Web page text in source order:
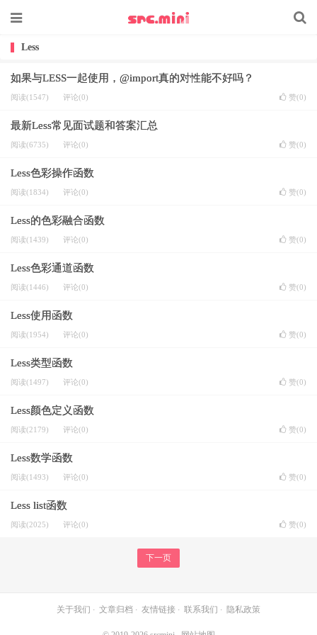
Less
如果与LESS一起使用，@import真的对性能不好吗？
阅读(1547) 评论(0) 赞(0)
最新Less常见面试题和答案汇总
阅读(6735) 评论(0) 赞(0)
Less色彩操作函数
阅读(1834) 评论(0) 赞(0)
Less的色彩融合函数
阅读(1439) 评论(0) 赞(0)
Less色彩通道函数
阅读(1446) 评论(0) 赞(0)
Less使用函数
阅读(1954) 评论(0) 赞(0)
Less类型函数
阅读(1497) 评论(0) 赞(0)
Less颜色定义函数
阅读(2179) 评论(0) 赞(0)
Less数学函数
阅读(1493) 评论(0) 赞(0)
Less list函数
阅读(2025) 评论(0) 赞(0)
下一页
关于我们 · 文章归档 · 友情链接 · 联系我们 · 隐私政策